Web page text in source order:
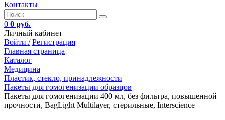
Контакты
0 0 руб.
Личный кабинет
Войти / Регистрация
Главная страница
Каталог
Медицина
Пластик, стекло, принадлежности
Пакеты для гомогенизации образцов
Пакеты для гомогенизации 400 мл, без фильтра, повышенной
прочности, BagLight Multilayer, стерильные, Interscience